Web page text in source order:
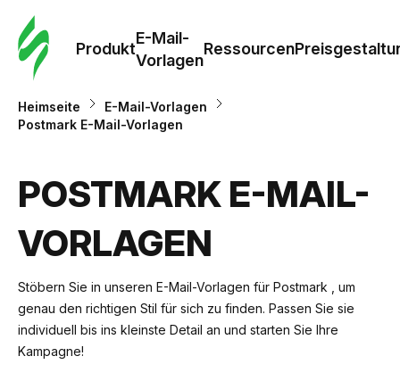
Produkt
E-Mail-
Vorlagen
Ressourcen
Heimseite
E-Mail-Vorlagen
Postmark E-Mail-Vorlagen
POSTMARK E-MAIL-
VORLAGEN
Stöbern Sie in unseren E-Mail-Vorlagen für Postmark , um
genau den richtigen Stil für sich zu finden. Passen Sie sie
individuell bis ins kleinste Detail an und starten Sie Ihre
Kampagne!